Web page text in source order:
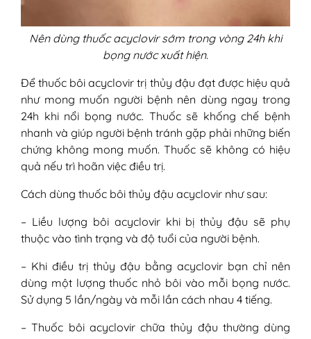
Nên dùng thuốc acyclovir sớm trong vòng 24h khi
bọng nước xuất hiện.
Để thuốc bôi acyclovir trị thủy đậu đạt được hiệu quả
như mong muốn người bệnh nên dùng ngay trong
24h khi nổi bọng nước. Thuốc sẽ khống chế bệnh
nhanh và giúp người bệnh tránh gặp phải những biến
chứng không mong muốn. Thuốc sẽ không có hiệu
quả nếu trì hoãn việc điều trị.
Cách dùng thuốc bôi thủy đậu acyclovir như sau:
– Liều lượng bôi acyclovir khi bị thủy đậu sẽ phụ
thuộc vào tình trạng và độ tuổi của người bệnh.
– Khi điều trị thủy đậu bằng acyclovir bạn chỉ nên
dùng một lượng thuốc nhỏ bôi vào mỗi bọng nước.
Sử dụng 5 lần/ngày và mỗi lần cách nhau 4 tiếng.
– Thuốc bôi acyclovir chữa thủy đậu thường dùng